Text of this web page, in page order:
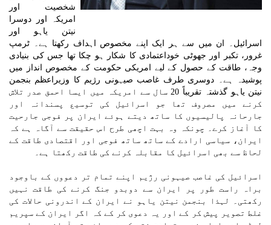
شخصیت اور
امریکہ اور دوسرا
نیتن یاہو اور
اسرائیل۔ ان میں سے ہر ایک اپنے مخصوص اہداف رکھتا ہے۔ ٹرمپ
غرور، تکبر اور جھوٹی خوداعتمادی کا شکار ہو چکا تھا جس کی بنیادی
وجہ، طاقت کے حصول کے لیے امریکی حکومت کے مخصوص انداز میں
پوشیدہ ہے۔ دوسری طرف غاصب صیہونی رژیم کا وزیراعظم بنجمن
نیتن یاہو گذشتہ تقریباً 20 سال سے امریکہ میں ایسا احمق صدر تلاش
کرنے میں مصروف تھا جو اسرائیل کی توسیع پسندانہ اور
جارحانہ پالیسیوں کا ساتھ دیتے ہوئے ایران پر فوجی جارحیت
کا آغاز کرے۔ چونکہ وہ بہت اچھی طرح اس حقیقت سے آگاہ ہے کہ
ایران، سیاسی ارادے کے ساتھ ساتھ فوجی اور اقتصادی طاقت کے
لحاظ سے بھی اسرائیل کا مقابلہ کرنے کی طاقت رکھتا ہے۔
اسرائیل کی غاصب صیہونی رژیم اپنے تمام تر دعووں کے باوجود
براہ راست طور پر ایران سے دوبدو جنگ کرنے کی طاقت نہیں
رکھتی۔ لہذا بنجمن نیتن یاہو نے ایران کے اندرونی حالات کی
غلط تصویر پیش کر کے اور یہ دعوی کر کے کہ اگر ایران کے سپریم